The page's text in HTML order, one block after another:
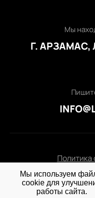
Г. АРЗАМАС,
Мы
Политика
©
Мы используем
cookie для
работы сайта.